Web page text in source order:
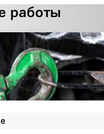
работы